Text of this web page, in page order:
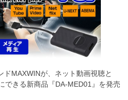
MAXWINが、ネット動画視聴と
できる新商品『DA-MED01』を発売